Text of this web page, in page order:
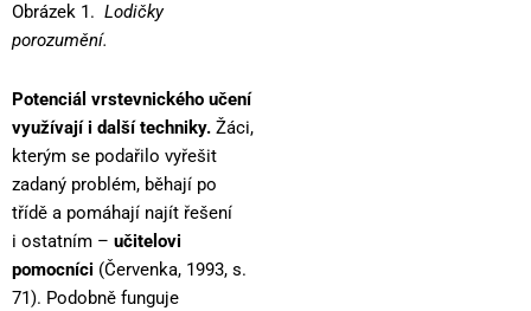
Obrázek 1. Lodičky
porozumění.
Potenciál vrstevnického učení
využívají i další techniky. Žáci,
kterým se podařilo vyřešit
zadaný problém, běhají po
třídě a pomáhají najít řešení
i ostatním – učitelovi
pomocníci (Červenka, 1993, s.
71). Podobně funguje